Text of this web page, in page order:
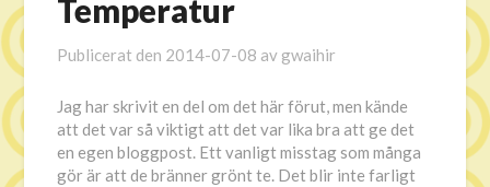
Temperatur
Publicerat den 2014-07-08 av gwaihir
Jag har skrivit en del om det här förut, men kände
att det var så viktigt att det var lika bra att ge det
en egen bloggpost. Ett vanligt misstag som många
gör är att de bränner grönt te. Det blir inte farligt